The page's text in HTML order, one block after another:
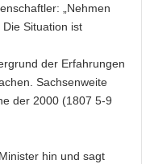
„Nehmen
Situation ist
der Erfahrungen
Sachsenweite
der 2000 (1807 5-9
hin und sagt